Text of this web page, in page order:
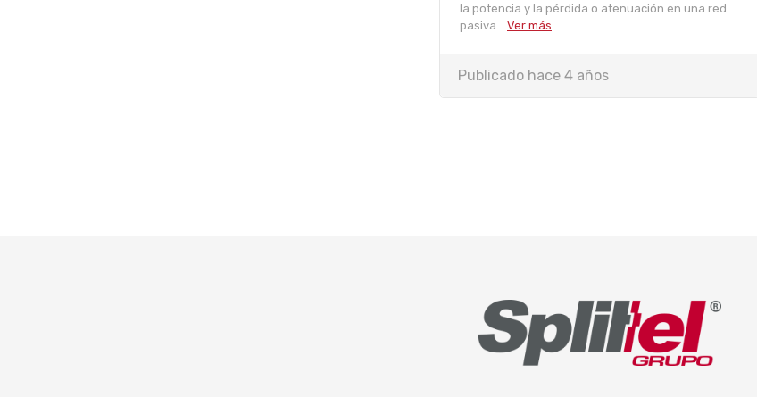
la potencia y la pérdida o atenuación en una red
pasiva... Ver más
Publicado hace 4 años